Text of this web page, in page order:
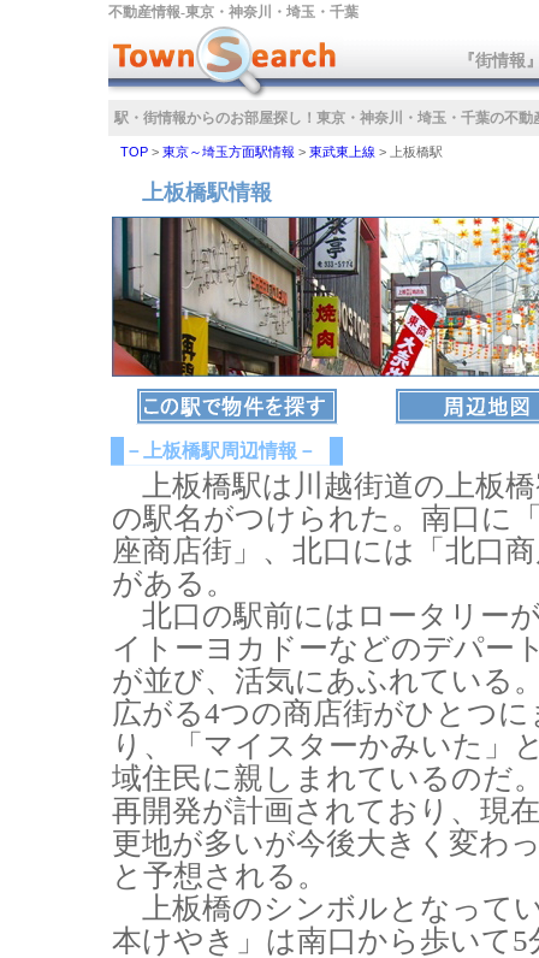
不動産情報‐東京・神奈川・埼玉・千葉
『街情報
駅・街情報からのお部屋探し！ 東京・神奈川・埼玉・千葉の不動
TOP > 東京～埼玉方面駅情報 > 東武東上線 > 上板橋駅
上板橋駅情報
－上板橋駅周辺情報－
上板橋駅は川越街道の上板
の駅名がつけられた。南口に
座商店街」、北口には「北口
がある。
北口の駅前にはロータリー
イトーヨカドーなどのデパー
が並び、活気にあふれている
広がる4つの商店街がひとつに
り、「マイスターかみいた」
域住民に親しまれているのだ
再開発が計画されており、現
更地が多いが今後大きく変わ
と予想される。
上板橋のシンボルとなって
本けやき」は南口から歩いて5